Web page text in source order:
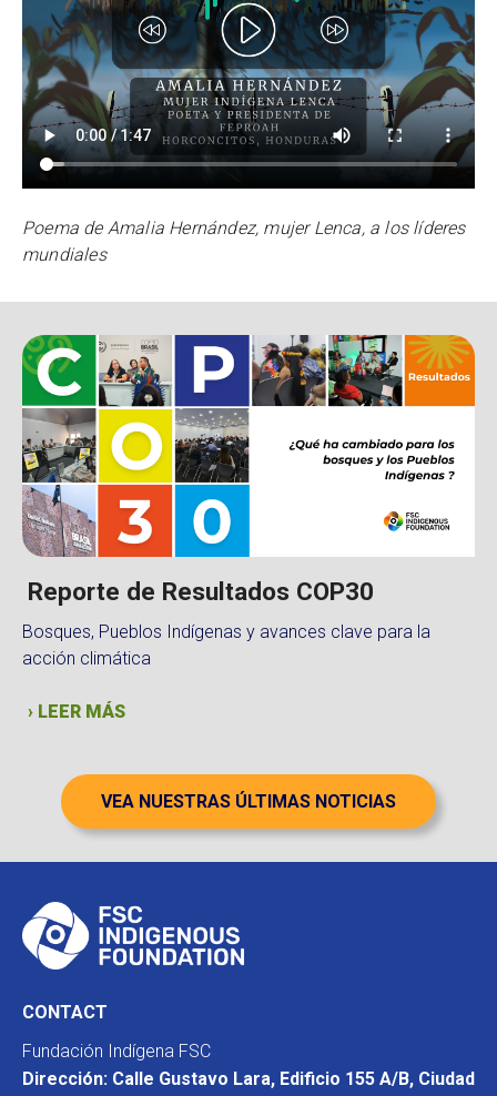
Poema de Amalia Hernández, mujer Lenca, a los líderes
mundiales
Reporte de Resultados COP30
Bosques, Pueblos Indígenas y avances clave para la
acción climática
› LEER MÁS
VEA NUESTRAS ÚLTIMAS NOTICIAS
CONTACT
Fundación Indígena FSC
Dirección: Calle Gustavo Lara, Edificio 155 A/B, Ciudad